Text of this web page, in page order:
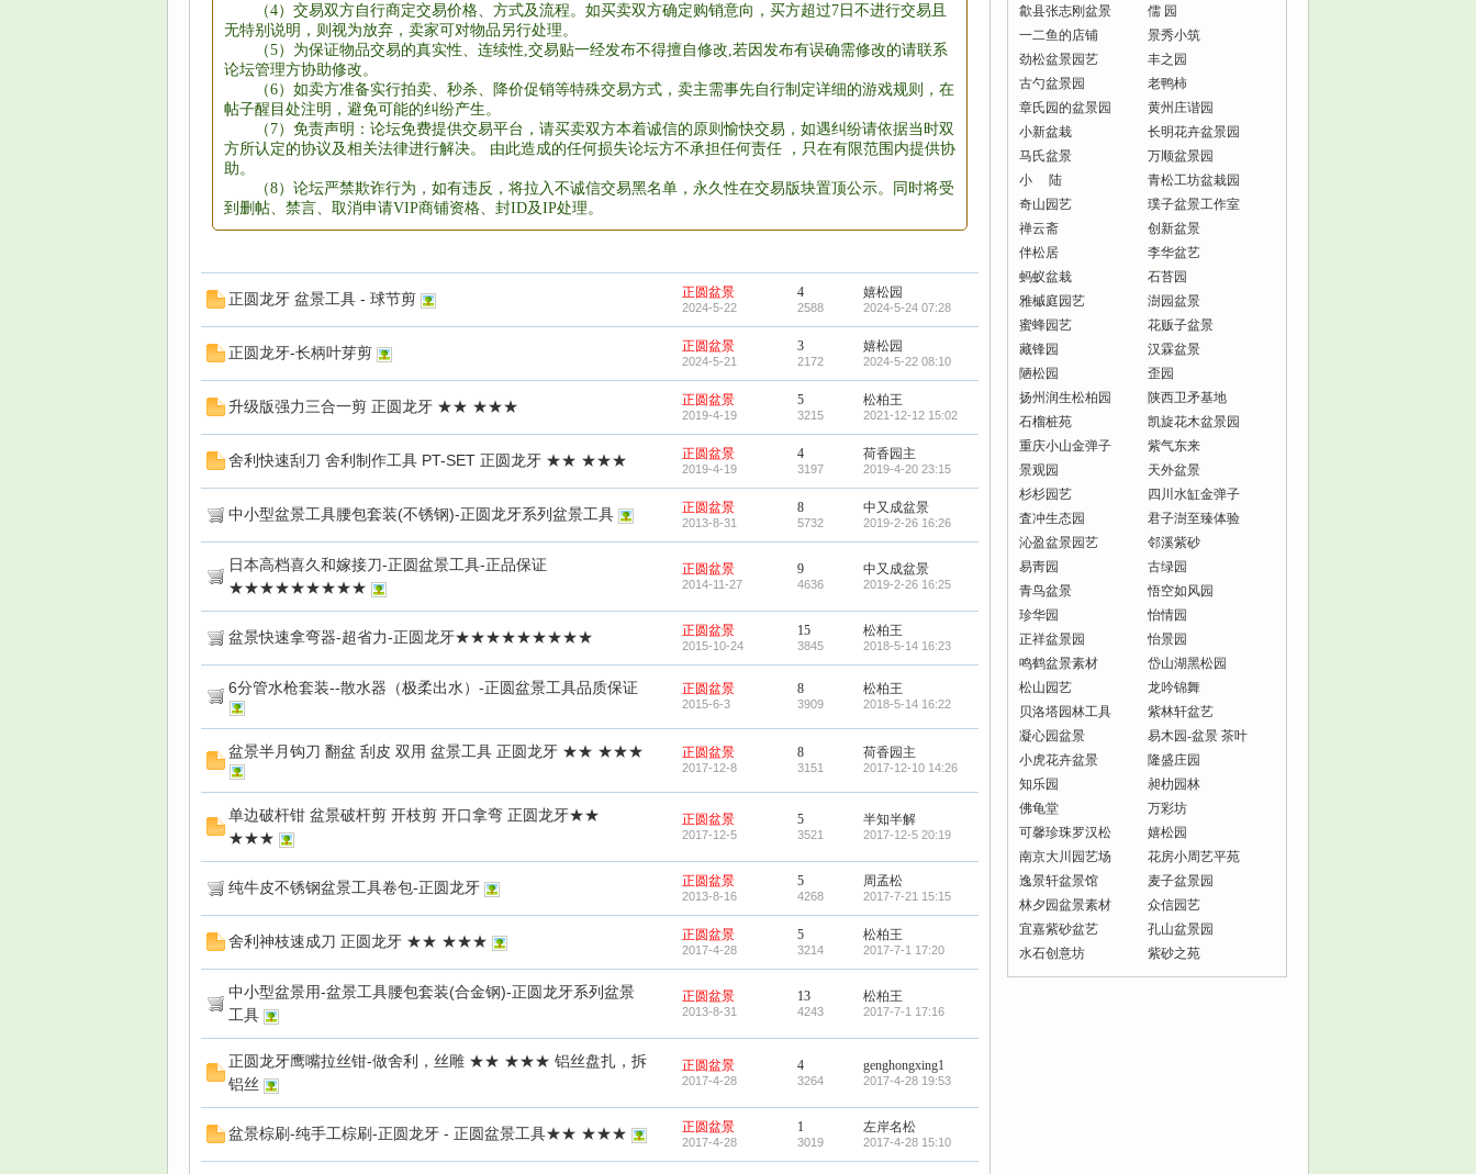
园
（4）交易双方自行商定交易价格、方式及流程。如买卖双方确定购销意向，买方超过7日不进行交易且
无特别说明，则视为放弃，卖家可对物品另行处理。
（5）为保证物品交易的真实性、连续性,交易贴一经发布不得擅自修改,若因发布有误确需修改的请联系
论坛管理方协助修改。
（6）如卖方准备实行拍卖、秒杀、降价促销等特殊交易方式，卖主需事先自行制定详细的游戏规则，在
帖子醒目处注明，避免可能的纠纷产生。
（7）免责声明：论坛免费提供交易平台，请买卖双方本着诚信的原则愉快交易，如遇纠纷请依据当时双
方所认定的协议及相关法律进行解决。 由此造成的任何损失论坛方不承担任何责任 ，只在有限范围内提供协
助。
（8）论坛严禁欺诈行为，如有违反，将拉入不诚信交易黑名单，永久性在交易版块置顶公示。同时将受
到删帖、禁言、取消申请VIP商铺资格、封ID及IP处理。
正圆龙牙 盆景工具 - 球节剪 正圆盆景
2024-5-22
4
2588
嬉松园
2024-5-24 07:28
正圆龙牙-长柄叶芽剪 正圆盆景
2024-5-21
3
2172
嬉松园
2024-5-22 08:10
升级版强力三合一剪 正圆龙牙 ★★ ★★★ 正圆盆景
2019-4-19
5
3215
松柏王
2021-12-12 15:02
舍利快速刮刀 舍利制作工具 PT-SET 正圆龙牙 ★★ ★★★ 正圆盆景
2019-4-19
4
3197
荷香园主
2019-4-20 23:15
中小型盆景工具腰包套装(不锈钢)-正圆龙牙系列盆景工具 正圆盆景
2013-8-31
8
5732
中又成盆景
2019-2-26 16:26
日本高档喜久和嫁接刀-正圆盆景工具-正品保证
★★★★★★★★★
正圆盆景
2014-11-27
9
4636
中又成盆景
2019-2-26 16:25
盆景快速拿弯器-超省力-正圆龙牙★★★★★★★★★ 正圆盆景
2015-10-24
15
3845
松柏王
2018-5-14 16:23
6分管水枪套装--散水器（极柔出水）-正圆盆景工具品质保证 正圆盆景
2015-6-3
8
3909
松柏王
2018-5-14 16:22
盆景半月钩刀 翻盆 刮皮 双用 盆景工具 正圆龙牙 ★★ ★★★ 正圆盆景
2017-12-8
8
3151
荷香园主
2017-12-10 14:26
单边破杆钳 盆景破杆剪 开枝剪 开口拿弯 正圆龙牙★★
★★★
正圆盆景
2017-12-5
5
3521
半知半解
2017-12-5 20:19
纯牛皮不锈钢盆景工具卷包-正圆龙牙 正圆盆景
2013-8-16
5
4268
周孟松
2017-7-21 15:15
舍利神枝速成刀 正圆龙牙 ★★ ★★★ 正圆盆景
2017-4-28
5
3214
松柏王
2017-7-1 17:20
中小型盆景用-盆景工具腰包套装(合金钢)-正圆龙牙系列盆景
工具
正圆盆景
2013-8-31
13
4243
松柏王
2017-7-1 17:16
正圆龙牙鹰嘴拉丝钳-做舍利，丝雕 ★★ ★★★ 铝丝盘扎，拆
铝丝
正圆盆景
2017-4-28
4
3264
genghongxing1
2017-4-28 19:53
盆景棕刷-纯手工棕刷-正圆龙牙 - 正圆盆景工具★★ ★★★ 正圆盆景
2017-4-28
1
3019
左岸名松
2017-4-28 15:10
歙县张志刚盆景
儒 园
一二鱼的店铺
景秀小筑
劲松盆景园艺
丰之园
古勺盆景园
老鸭柿
章氏园的盆景园
黄州庄谐园
小新盆栽
长明花卉盆景园
马氏盆景
万顺盆景园
小 陆
青松工坊盆栽园
奇山园艺
璞子盆景工作室
禅云斋
创新盆景
伴松居
李华盆艺
蚂蚁盆栽
石苔园
雅槭庭园艺
澍园盆景
蜜蜂园艺
花贩子盆景
藏锋园
汉霖盆景
陋松园
歪园
扬州润生松柏园
陕西卫矛基地
石榴桩苑
凯旋花木盆景园
重庆小山金弹子
紫气东来
景观园
天外盆景
杉杉园艺
四川水缸金弹子
査冲生态园
君子澍至臻体验
沁盈盆景园艺
邻溪紫砂
易靑园
古绿园
青鸟盆景
悟空如风园
珍华园
怡情园
正祥盆景园
怡景园
鸣鹤盆景素材
岱山湖黑松园
松山园艺
龙吟锦舞
贝洛塔园林工具
紫林轩盆艺
凝心园盆景
易木园-盆景 茶叶
小虎花卉盆景
隆盛庄园
知乐园
昶朸园林
佛龟堂
万彩坊
可馨珍珠罗汉松
嬉松园
南京大川园艺场
花房小周艺平苑
逸景轩盆景馆
麦子盆景园
林夕园盆景素材
众信园艺
宜嘉紫砂盆艺
孔山盆景园
水石创意坊
紫砂之苑